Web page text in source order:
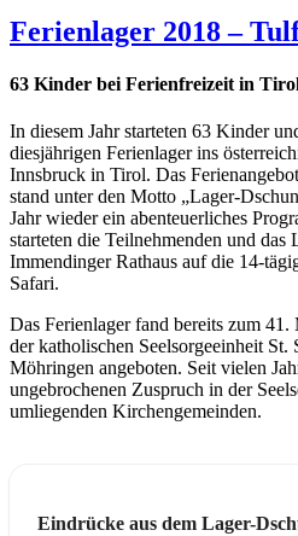
Ferienlager 2018 –
63 Kinder bei Ferienfreizeit in
In diesem Jahr starteten 63 Kinder
diesjährigen Ferienlager ins
Innsbruck in Tirol. Das
stand unter den Motto „Lager-
Jahr wieder ein abenteuerliches
starteten die Teilnehmenden und das
Immendinger Rathaus auf die 14-
Safari.
Das Ferienlager fand bereits zum
der katholischen Seelsorgeeinheit St.
Möhringen angeboten. Seit vielen
ungebrochenen Zuspruch in der
umliegenden Kirchengemeinden.
Eindrücke aus dem Lager-